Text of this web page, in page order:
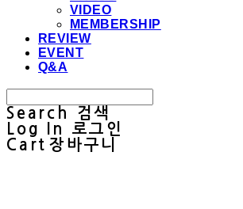
VIDEO
MEMBERSHIP
REVIEW
EVENT
Q&A
Search
검색
Log In
로그인
Cart 장바구니